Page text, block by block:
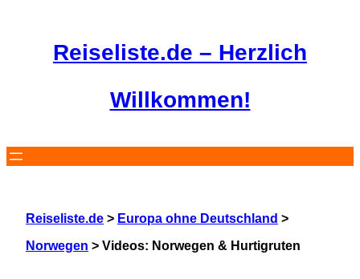
Reiseliste.de – Herzlich
Willkommen!
Reiseliste.de > Europa ohne Deutschland >
Norwegen > Videos: Norwegen & Hurtigruten